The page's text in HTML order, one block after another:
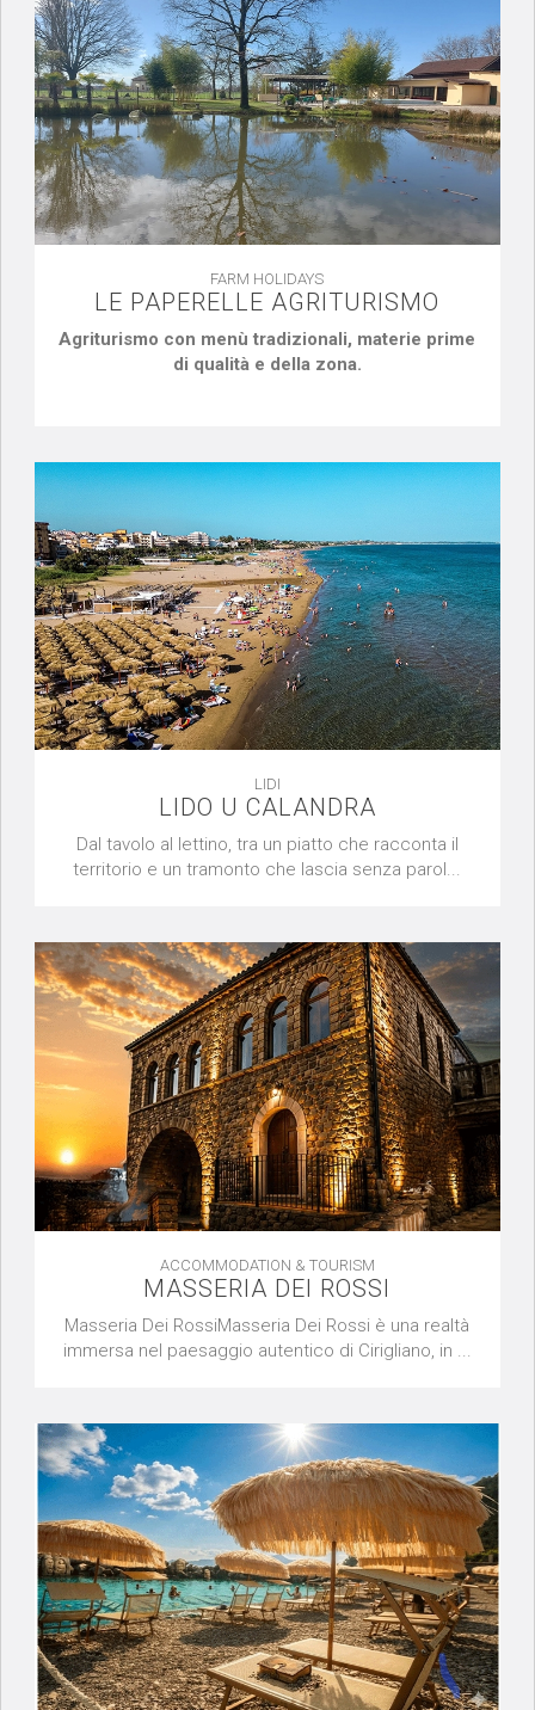
FARM HOLIDAYS
LE PAPERELLE AGRITURISMO
Agriturismo con menù tradizionali, materie prime
di qualità e della zona.
LIDI
LIDO U CALANDRA
Dal tavolo al lettino, tra un piatto che racconta il
territorio e un tramonto che lascia senza parol...
ACCOMMODATION & TOURISM
MASSERIA DEI ROSSI
Masseria Dei RossiMasseria Dei Rossi è una realtà
immersa nel paesaggio autentico di Cirigliano, in ...